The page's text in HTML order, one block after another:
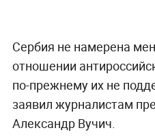
Сербия не намерена
отношении
по-прежнему их не
заявил журналистам
Александр Вучич.